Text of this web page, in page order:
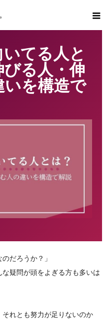
てる人と
る人・伸
を構造で
だろうか？」
疑問が頭をよぎる方も多いは
れとも努力が足りないのか